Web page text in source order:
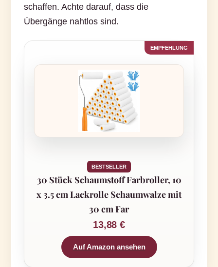
schaffen. Achte darauf, dass die
Übergänge nahtlos sind.
BESTSELLER
30 Stück Schaumstoff Farbroller, 10
x 3.5 cm Lackrolle Schaumwalze mit
30 cm Far
13,88 €
Auf Amazon ansehen